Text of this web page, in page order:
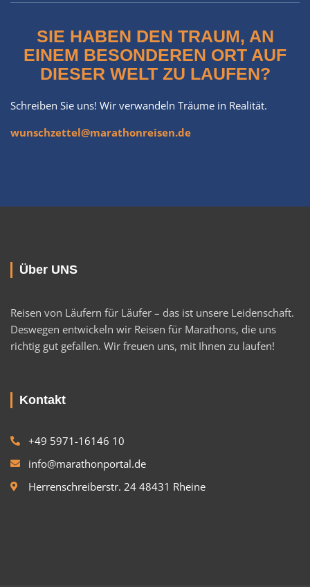
SIE HABEN DEN TRAUM, AN
EINEM BESONDEREN ORT AUF
DIESER WELT ZU LAUFEN?
Schreiben Sie uns! Wir verwandeln Träume in Realität.
wunschzettel@marathonreisen.de
Über UNS
Reisen von Läufern für Läufer – das ist unsere Leidenschaft.
Deswegen entwickeln wir Reisen für Marathons, die uns
richtig gut gefallen. Wir freuen uns, mit Ihnen zu laufen!
Kontakt
+49 5971-16146 10
info@marathonportal.de
Herrenschreiberstr. 24 48431 Rheine